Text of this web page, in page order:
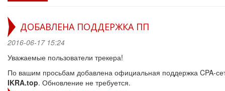
ДОБАВЛЕНА ПОДДЕРЖКА ПП
2016-06-17 15:24
Уважаемые пользователи трекера!
По вашим просьбам добавлена официальная поддержка CPA-
IKRA.top. Обновление не требуется.